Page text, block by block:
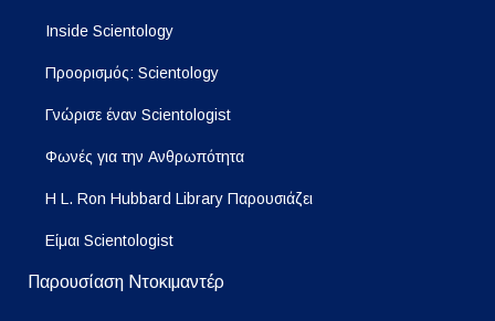
Inside Scientology
Προορισμός: Scientology
Γνώρισε έναν Scientologist
Φωνές για την Ανθρωπότητα
Η L. Ron Hubbard Library Παρουσιάζει
Είμαι Scientologist
Παρουσίαση Ντοκιμαντέρ